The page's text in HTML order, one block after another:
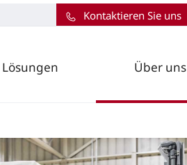
Lösungen Über uns
Kontaktieren Sie uns